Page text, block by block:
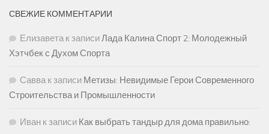
СВЕЖИЕ КОММЕНТАРИИ
Елизаветак записиЛада Калина Спорт 2: Молодежный
Хэтчбек с Духом Спорта
Саввак записи Метизы: Невидимые Герои Современного
Строительства и Промышленности
Иван к записи Как выбрать тандыр для дома правильно: